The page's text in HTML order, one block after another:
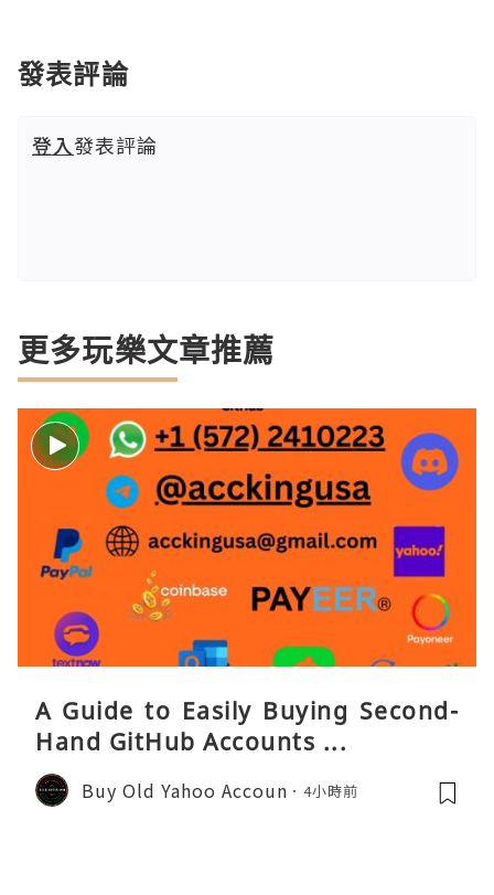
發表評論
登入發表評論
更多玩樂文章推薦
A Guide to Easily Buying Second-
Hand GitHub Accounts ...
Buy Old Yahoo Accoun 4小時前